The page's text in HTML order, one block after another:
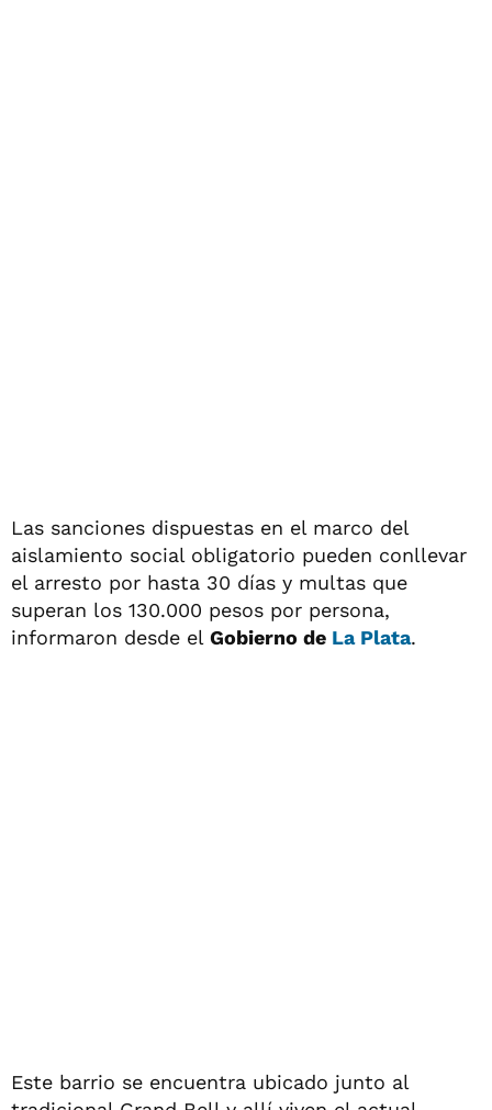
Las sanciones dispuestas en el marco del
aislamiento social obligatorio pueden conllevar
el arresto por hasta 30 días y multas que
superan los 130.000 pesos por persona,
informaron desde el Gobierno de La Plata.
Este barrio se encuentra ubicado junto al